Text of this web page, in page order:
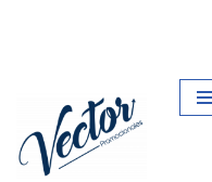
contenido